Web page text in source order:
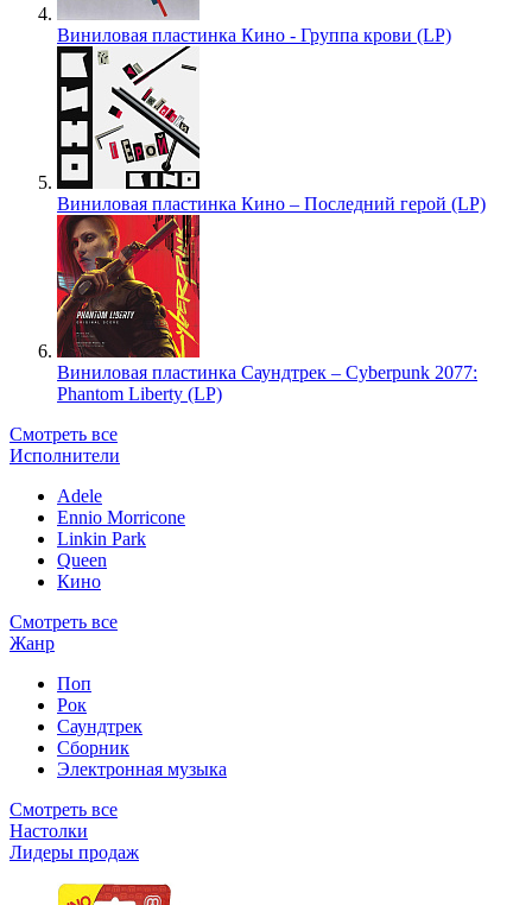
Виниловая пластинка Кино - Группа крови (LP)
Виниловая пластинка Кино – Последний герой (LP)
Виниловая пластинка Саундтрек – Cyberpunk 2077:
Phantom Liberty (LP)
Смотреть все
Исполнители
Adele
Ennio Morricone
Linkin Park
Queen
Кино
Смотреть все
Жанр
Поп
Рок
Саундтрек
Сборник
Электронная музыка
Смотреть все
Настолки
Лидеры продаж